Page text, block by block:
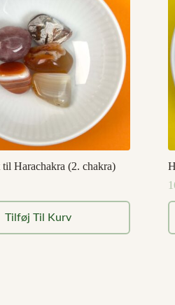
Harachakra (2. chakra)
Tilføj Til Kurv